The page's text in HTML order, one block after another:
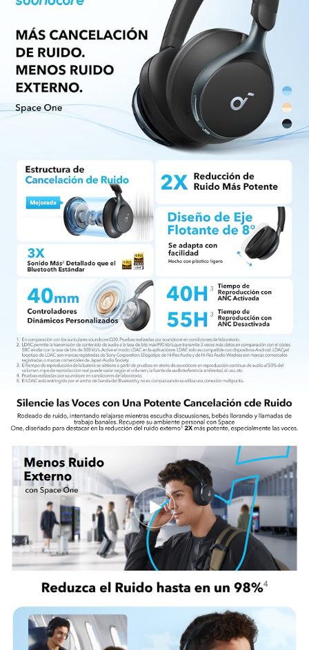
resolución, con 3 veces más detalles que los
códecs Bluetooth estándar para poder
escuchar cada detalle sin cables que molesten.
40 HORAS DE TIEMPO DE REPRODUCCIÓN CON
ANC: Disfruta de viajes maravillosos con 40
horas de tiempo de reproducción con ANC
activada. 55 horas de música continua con ANC
desactivada garantiza entretenimiento ilimitado
sin problemas de batería.
DISEÑADOS PARA OFRECER COMODIDAD Y
ESTILO: Las orejeras giratorias de 8°,
elegantemente diseñadas, se adaptan
fácilmente a los contornos de cualquier cabeza
y una suave diadema integrada distribuye
uniformemente la presión para un uso natural
prolongado.